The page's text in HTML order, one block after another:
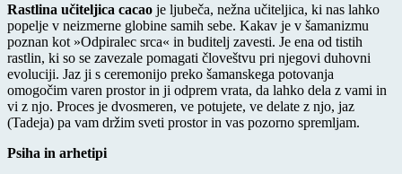
Rastlina učiteljica cacao je ljubeča, nežna učiteljica, ki nas lahko
popelje v neizmerne globine samih sebe. Kakav je v šamanizmu
poznan kot »Odpiralec srca« in buditelj zavesti. Je ena od tistih
rastlin, ki so se zavezale pomagati človeštvu pri njegovi duhovni
evoluciji. Jaz ji s ceremonijo preko šamanskega potovanja
omogočim varen prostor in ji odprem vrata, da lahko dela z vami in
vi z njo. Proces je dvosmeren, ve potujete, ve delate z njo, jaz
(Tadeja) pa vam držim sveti prostor in vas pozorno spremljam.
Psiha in arhetipi